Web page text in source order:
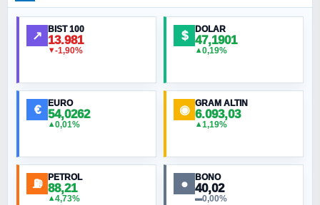
Ankara Zirvesi: NATO Toplantısı mı, Yeni
Ortadoğu Haritasının Provası mı?
MURAT ÖZKAN
NURETTIN BÖLÜK
↗ BIST 100
13.981
▼-1,90%
$ DOLAR
47,1901
▲0,19%
€ EURO
54,0262
▲0,01%
◉ GRAM ALTIN
6.093,03
▲1,19%
⛽ PETROL
88,21
▲4,73%
● BONO
40,02
▬0,00%